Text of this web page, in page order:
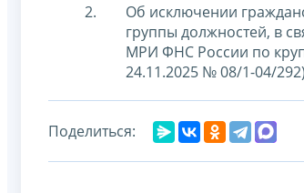
Об исключении
группы должностей, в
МРИ ФНС России по
24.11.2025 № 08/1-04/
Поделиться: